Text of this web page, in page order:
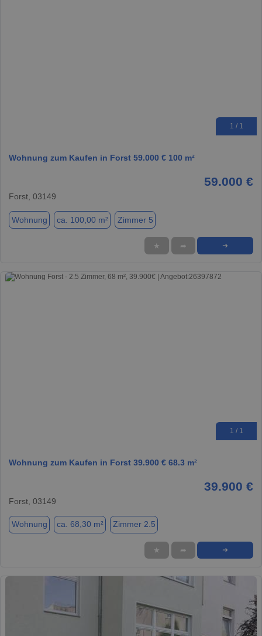
1 / 1
Wohnung zum Kaufen in Forst 59.000 € 100 m²
59.000 €
Forst, 03149
Wohnung ca. 100,00 m² Zimmer 5
★ ➦ ➜
1 / 1
Wohnung zum Kaufen in Forst 39.900 € 68.3 m²
39.900 €
Forst, 03149
Wohnung ca. 68,30 m² Zimmer 2.5
★ ➦ ➜